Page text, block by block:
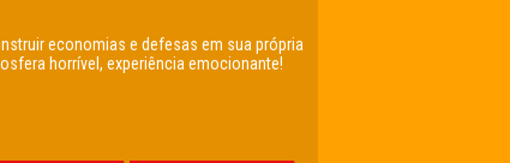
economias e defesas em sua própria
horrível, experiência emocionante!